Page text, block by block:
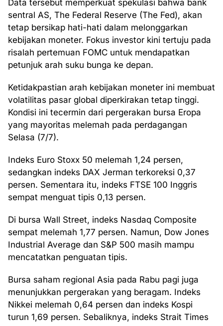
Data tersebut memperkuat spekulasi bahwa bank
sentral AS, The Federal Reserve (The Fed), akan
tetap bersikap hati-hati dalam melonggarkan
kebijakan moneter. Fokus investor kini tertuju pada
risalah pertemuan FOMC untuk mendapatkan
petunjuk arah suku bunga ke depan.
Ketidakpastian arah kebijakan moneter ini membuat
volatilitas pasar global diperkirakan tetap tinggi.
Kondisi ini tecermin dari pergerakan bursa Eropa
yang mayoritas melemah pada perdagangan
Selasa (7/7).
Indeks Euro Stoxx 50 melemah 1,24 persen,
sedangkan indeks DAX Jerman terkoreksi 0,37
persen. Sementara itu, indeks FTSE 100 Inggris
sempat menguat tipis 0,13 persen.
Di bursa Wall Street, indeks Nasdaq Composite
sempat melemah 1,77 persen. Namun, Dow Jones
Industrial Average dan S&P 500 masih mampu
mencatatkan penguatan tipis.
Bursa saham regional Asia pada Rabu pagi juga
menunjukkan pergerakan yang beragam. Indeks
Nikkei melemah 0,64 persen dan indeks Kospi
turun 1,69 persen. Sebaliknya, indeks Strait Times